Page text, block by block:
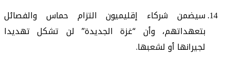
سيضمن شركاء إقليميون التزام حماس والفصائل
بتعهداتهم، وأن “غزة الجديدة” لن تشكل تهديدا
لجيرانها أو لشعبها.